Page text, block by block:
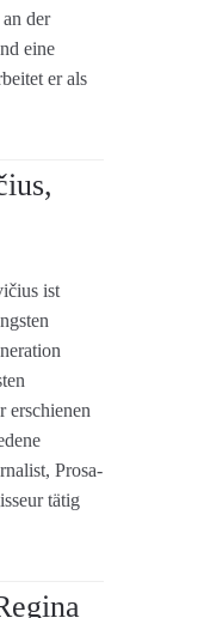
der
eine
er als
ist
erschienen
Prosa-
tätig